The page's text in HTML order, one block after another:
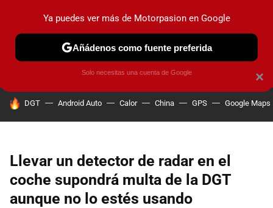
PRUEBAS COCHES ELÉCTRICOS OBSERVATORIO
HOY SE HABLA DE
DGT Android Auto Calor China GPS Google Maps
Llevar un detector de radar en el
coche supondrá multa de la DGT
aunque no lo estés usando
×
Ya puedes ver más de Motorpasion en Google
Añádenos como fuente preferida
Solo necesitas una cuenta de Google